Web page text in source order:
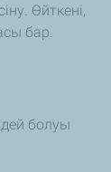
Өйткені,
бар.
болуы